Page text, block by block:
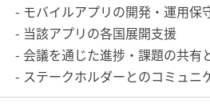
- モバイルアプリの開発・運用保
- 当該アプリの各国展開支援
- 会議を通じた進捗・課題の共有
- ステークホルダーとのコミュニ